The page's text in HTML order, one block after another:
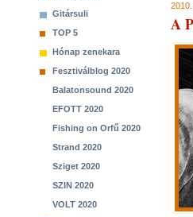
Gitársuli
TOP 5
Hónap zenekara
Fesztiválblog 2020
Balatonsound 2020
EFOTT 2020
Fishing on Orfű 2020
Strand 2020
Sziget 2020
SZIN 2020
VOLT 2020
A